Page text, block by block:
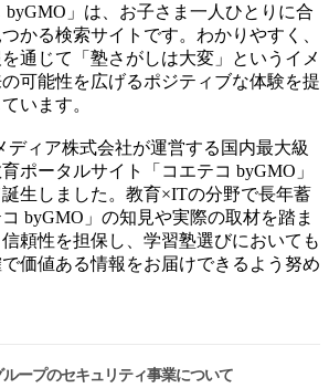
byGMO」は、お子さま一人ひとりに合
かる検索サイトです。わかりやすく、
通じて「塾さがしは大変」というイメ
可能性を広げるポジティブな体験を提
います。
ディア株式会社が運営する国内最大級
ポータルサイト「コエテコ byGMO」
生しました。教育×ITの分野で長年蓄
byGMO」の知見や実際の取材を踏ま
頼性を担保し、学習塾選びにおいても
価値ある情報をお届けできるよう努め
ープのセキュリティ事業について